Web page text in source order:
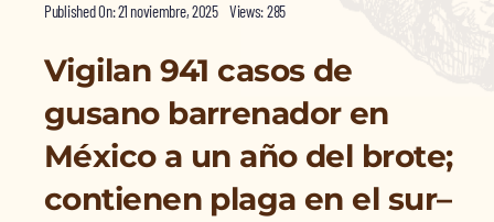
Published On: 21 noviembre, 2025 Views: 285
Vigilan 941 casos de
gusano barrenador en
México a un año del brote;
contienen plaga en el sur–